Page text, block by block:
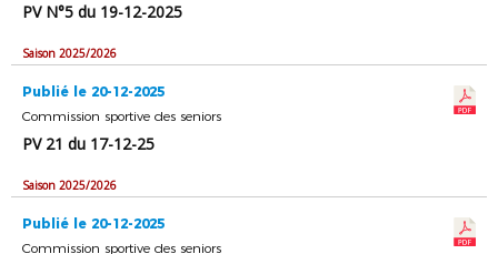
PV N°5 du 19-12-2025
Saison 2025/2026
Publié le 20-12-2025
Commission sportive des seniors
PV 21 du 17-12-25
Saison 2025/2026
Publié le 20-12-2025
Commission sportive des seniors